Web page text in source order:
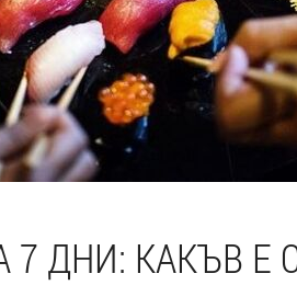
7 ДНИ: КАКЪВ Е